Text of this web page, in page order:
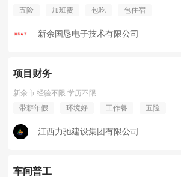
五险
加班费 包吃 包住宿
新余国恳电子技术有限公司
项目财务
新余市 经验不限 学历不限
带薪年假
环境好 工作餐 五险
江西力驰建设集团有限公司
车间普工